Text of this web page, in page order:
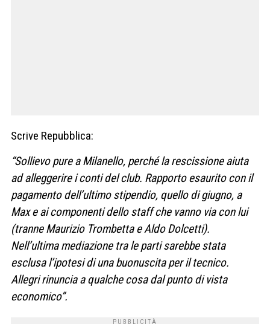
Scrive Repubblica:
“Sollievo pure a Milanello, perché la rescissione aiuta
ad alleggerire i conti del club. Rapporto esaurito con il
pagamento dell’ultimo stipendio, quello di giugno, a
Max e ai componenti dello staff che vanno via con lui
(tranne Maurizio Trombetta e Aldo Dolcetti).
Nell’ultima mediazione tra le parti sarebbe stata
esclusa l’ipotesi di una buonuscita per il tecnico.
Allegri rinuncia a qualche cosa dal punto di vista
economico”.